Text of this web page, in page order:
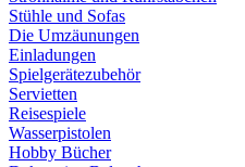
Stühle und Sofas
Die Umzäunungen
Einladungen
Spielgerätezubehör
Servietten
Reisespiele
Wasserpistolen
Hobby Bücher